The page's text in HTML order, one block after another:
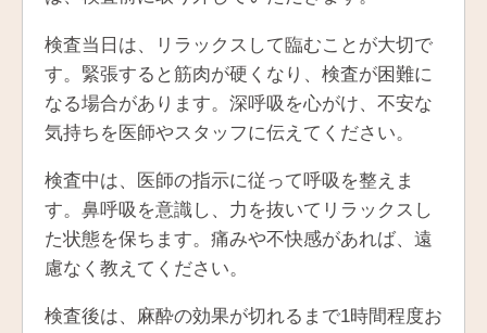
検査当日は、リラックスして臨むことが大切で
す。緊張すると筋肉が硬くなり、検査が困難に
なる場合があります。深呼吸を心がけ、不安な
気持ちを医師やスタッフに伝えてください。
検査中は、医師の指示に従って呼吸を整えま
す。鼻呼吸を意識し、力を抜いてリラックスし
た状態を保ちます。痛みや不快感があれば、遠
慮なく教えてください。
検査後は、麻酔の効果が切れるまで1時間程度お